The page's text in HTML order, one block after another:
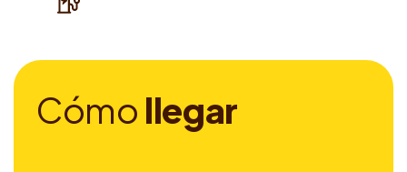
Cómo llegar